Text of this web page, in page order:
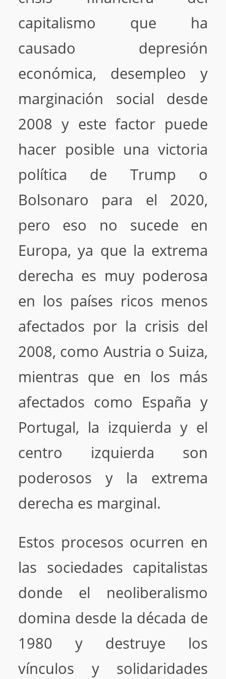
capitalismo que ha
causado depresión
económica, desempleo y
marginación social desde
2008 y este factor puede
hacer posible una victoria
política de Trump o
Bolsonaro para el 2020,
pero eso no sucede en
Europa, ya que la extrema
derecha es muy poderosa
en los países ricos menos
afectados por la crisis del
2008, como Austria o Suiza,
mientras que en los más
afectados como España y
Portugal, la izquierda y el
centro izquierda son
poderosos y la extrema
derecha es marginal.
Estos procesos ocurren en
las sociedades capitalistas
donde el neoliberalismo
domina desde la década de
1980 y destruye los
vínculos y solidaridades